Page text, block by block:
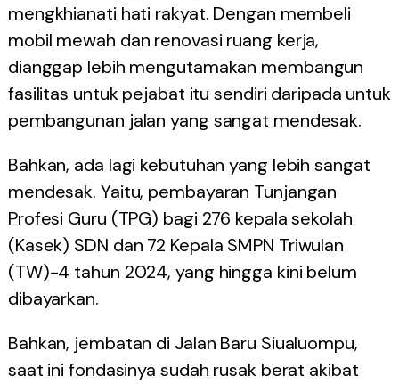
mengkhianati hati rakyat. Dengan membeli
mobil mewah dan renovasi ruang kerja,
dianggap lebih mengutamakan membangun
fasilitas untuk pejabat itu sendiri daripada untuk
pembangunan jalan yang sangat mendesak.
Bahkan, ada lagi kebutuhan yang lebih sangat
mendesak. Yaitu, pembayaran Tunjangan
Profesi Guru (TPG) bagi 276 kepala sekolah
(Kasek) SDN dan 72 Kepala SMPN Triwulan
(TW)-4 tahun 2024, yang hingga kini belum
dibayarkan.
Bahkan, jembatan di Jalan Baru Siualuompu,
saat ini fondasinya sudah rusak berat akibat